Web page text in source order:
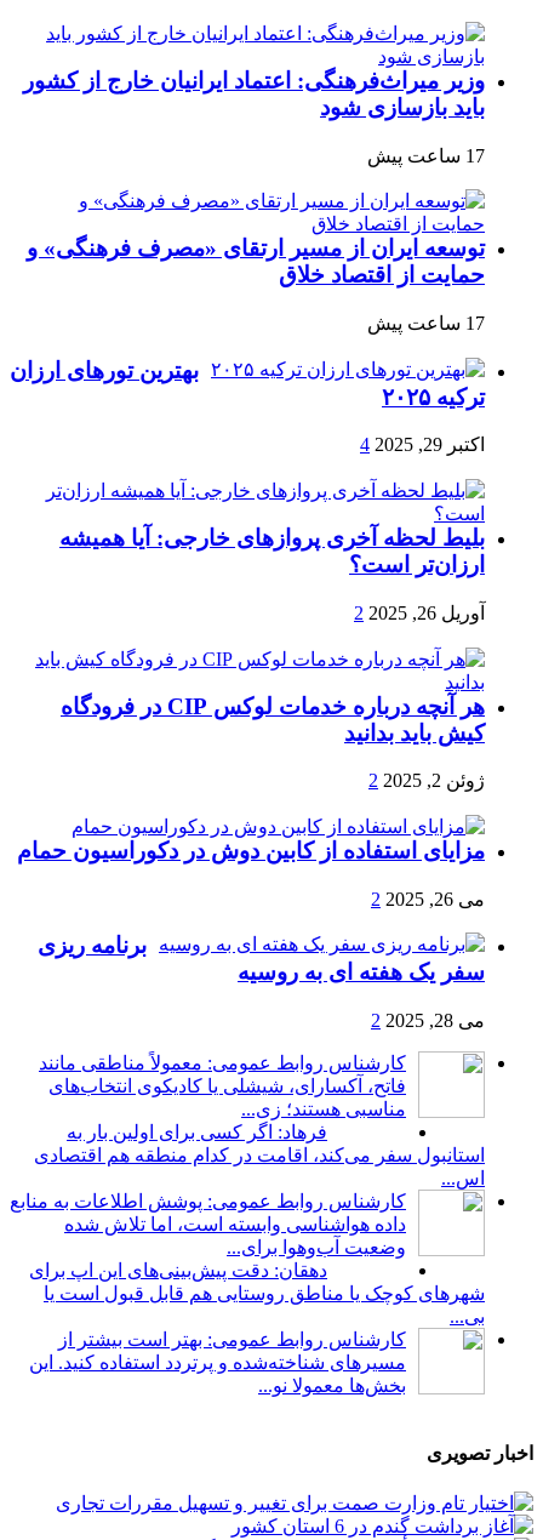
وزیر میراث‌فرهنگی: اعتماد ایرانیان خارج از کشور
باید بازسازی شود
17 ساعت پیش
توسعه ایران از مسیر ارتقای «مصرف فرهنگی» و
حمایت از اقتصاد خلاق
17 ساعت پیش
بهترین تورهای ارزان
ترکیه ۲۰۲۵
اکتبر 29, 2025 4
بلیط لحظه آخری پروازهای خارجی: آیا همیشه
ارزان‌تر است؟
آوریل 26, 2025 2
هر آنچه درباره خدمات لوکس CIP در فرودگاه‌
کیش باید بدانید
ژوئن 2, 2025 2
مزایای استفاده از کابین دوش در دکوراسیون حمام
می 26, 2025 2
برنامه ریزی
سفر یک هفته ای به روسیه
می 28, 2025 2
کارشناس روابط عمومی: معمولاً مناطقی مانند
فاتح، آکسارای، شیشلی یا کادیکوی انتخاب‌های
مناسبی هستند؛ زی...
فرهاد: اگر کسی برای اولین بار به
استانبول سفر می‌کند، اقامت در کدام منطقه هم اقتصادی
اس...
کارشناس روابط عمومی: پوشش اطلاعات به منابع
داده هواشناسی وابسته است، اما تلاش شده
وضعیت آب‌وهوا برای...
دهقان: دقت پیش‌بینی‌های این اپ برای
شهرهای کوچک یا مناطق روستایی هم قابل قبول است یا
بی...
کارشناس روابط عمومی: بهتر است بیشتر از
مسیرهای شناخته‌شده و پرتردد استفاده کنید. این
بخش‌ها معمولا نو...
اخبار تصویری